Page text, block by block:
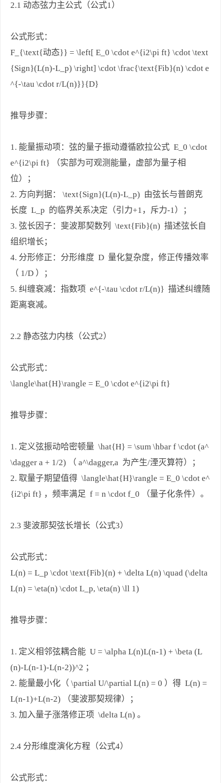
2.1 动态弦力主公式（公式1）
公式形式：
F_{\text{动态}} = \left[ E_0 \cdot e^{i2\pi ft} \cdot \text
{Sign}(L(n)-L_p) \right] \cdot \frac{\text{Fib}(n) \cdot e
^{-\tau \cdot r/L(n)}}{D}
推导步骤：
1. 能量振动项：弦的量子振动遵循欧拉公式 E_0 \cdot
e^{i2\pi ft} （实部为可观测能量，虚部为量子相
位）；
2. 方向判据： \text{Sign}(L(n)-L_p) 由弦长与普朗克
长度 L_p 的临界关系决定（引力+1，斥力-1）；
3. 弦长因子：斐波那契数列 \text{Fib}(n) 描述弦长自
组织增长；
4. 分形修正：分形维度 D 量化复杂度，修正传播效率
（ 1/D ）；
5. 纠缠衰减：指数项 e^{-\tau \cdot r/L(n)} 描述纠缠随
距离衰减。
2.2 静态弦力内核（公式2）
公式形式：
\langle\hat{H}\rangle = E_0 \cdot e^{i2\pi ft}
推导步骤：
1. 定义弦振动哈密顿量 \hat{H} = \sum \hbar f \cdot (a^
\dagger a + 1/2) （ a^\dagger,a 为产生/湮灭算符）；
2. 取量子期望值得 \langle\hat{H}\rangle = E_0 \cdot e^
{i2\pi ft} ，频率满足 f = n \cdot f_0 （量子化条件）。
2.3 斐波那契弦长增长（公式3）
公式形式：
L(n) = L_p \cdot \text{Fib}(n) + \delta L(n) \quad (\delta
L(n) = \eta(n) \cdot L_p, \eta(n) \ll 1)
推导步骤：
1. 定义相邻弦耦合能 U = \alpha L(n)L(n-1) + \beta (L
(n)-L(n-1)-L(n-2))^2 ；
2. 能量最小化（ \partial U/\partial L(n) = 0 ）得 L(n) =
L(n-1)+L(n-2) （斐波那契规律）；
3. 加入量子涨落修正项 \delta L(n) 。
2.4 分形维度演化方程（公式4）
公式形式：